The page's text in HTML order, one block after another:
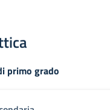
primo grado